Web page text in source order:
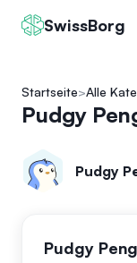
SwissBorg
Startseite Alle
Pudgy
Pudgy
Pudgy